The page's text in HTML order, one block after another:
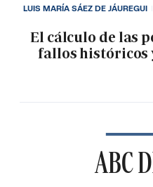
El cálculo de las
fallos históricos
LUIS MARÍA SÁEZ DE JÁUREGUI
ABC